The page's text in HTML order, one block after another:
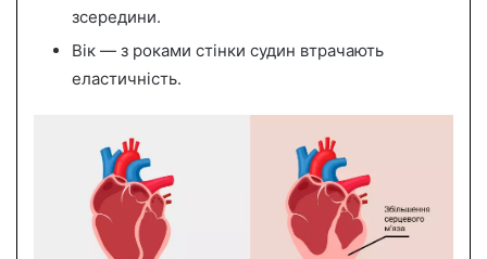
зсередини.
Вік — з роками стінки судин втрачають
еластичність.